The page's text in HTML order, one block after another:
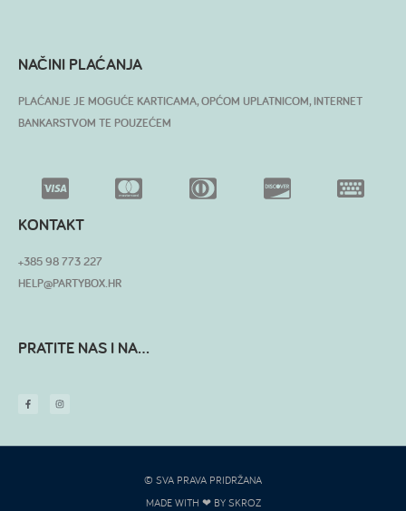
NAČINI PLAĆANJA
PLAĆANJE JE MOGUĆE KARTICAMA, OPĆOM UPLATNICOM, INTERNET
BANKARSTVOM TE POUZEĆEM
KONTAKT
+385 98 773 227
HELP@PARTYBOX.HR
PRATITE NAS I NA...
© SVA PRAVA PRIDRŽANA
MADE WITH ❤ BY SKROZ